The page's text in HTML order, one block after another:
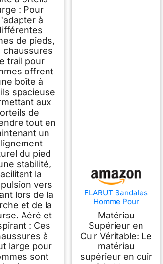
: Pour
à
de pieds,
chaussures
trail pour
offrent
boîte à
spacieuse
aux
orteils de
tout en
un
du pied
stabilité,
la
vers
lors de la
et de la
Aéré et
: Ces
à
large pour
sont
FLARUT Sandales
Homme Pour
Randonnée Fermé
De Marche
Chaussures(Gris,41)
Matériau
Supérieur en
Cuir Véritable: Le
matériau
supérieur en cuir